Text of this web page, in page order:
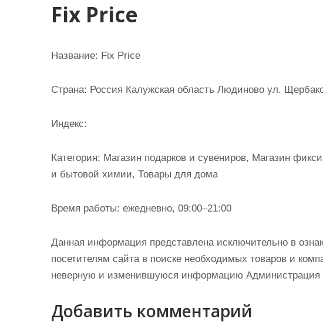
Fix Price
Название: Fix Price
Страна: Россия Калужская область Людиново ул.
Индекс:
Категория: Магазин подарков и сувениров, Магазин
и бытовой химии, Товары для дома
Время работы: ежедневно, 09:00–21:00
Данная информация представлена исключительно в
посетителям сайта в поиске необходимых товаров и
неверную и изменившуюся информацию Администрация
Добавить комментарий